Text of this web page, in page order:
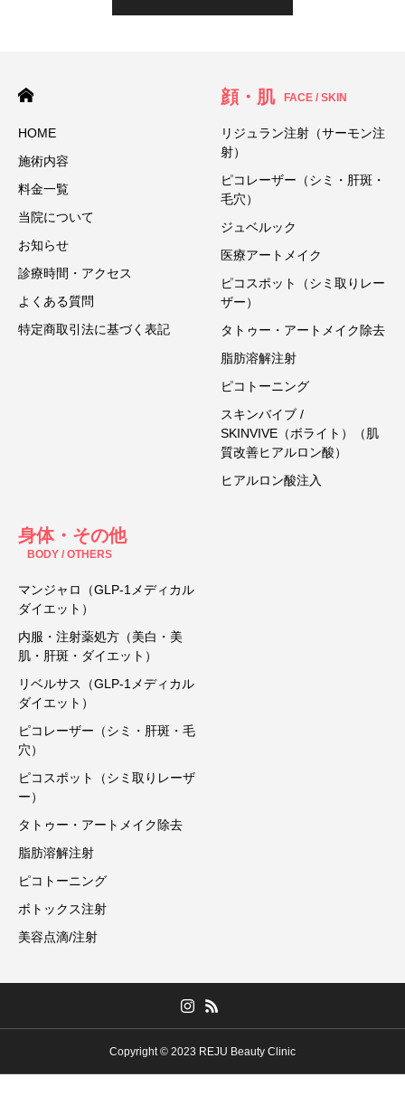
HOME
施術内容
料金一覧
当院について
お知らせ
診療時間・アクセス
よくある質問
特定商取引法に基づく表記
顔・肌 FACE / SKIN
リジュラン注射（サーモン注
射）
ピコレーザー（シミ・肝斑・
毛穴）
ジュベルック
医療アートメイク
ピコスポット（シミ取りレー
ザー）
タトゥー・アートメイク除去
脂肪溶解注射
ピコトーニング
スキンバイブ /
SKINVIVE（ボライト）（肌
質改善ヒアルロン酸）
ヒアルロン酸注入
身体・その他
BODY / OTHERS
マンジャロ（GLP-1メディカル
ダイエット）
内服・注射薬処方（美白・美
肌・肝斑・ダイエット）
リベルサス（GLP-1メディカル
ダイエット）
ピコレーザー（シミ・肝斑・毛
穴）
ピコスポット（シミ取りレーザ
ー）
タトゥー・アートメイク除去
脂肪溶解注射
ピコトーニング
ボトックス注射
美容点滴/注射
Copyright © 2023 REJU Beauty Clinic